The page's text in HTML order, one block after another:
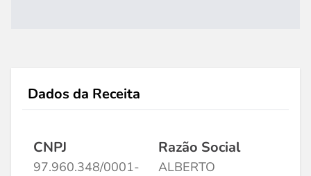
Dados da Receita
CNPJ
97.960.348/0001-
Razão Social
ALBERTO